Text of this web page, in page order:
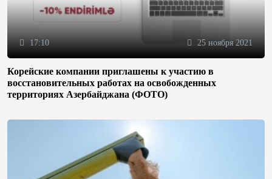
17:10 25 ноября 2021
Корейские компании приглашены к участию в
восстановительных работах на освобожденных
территориях Азербайджана (ФОТО)